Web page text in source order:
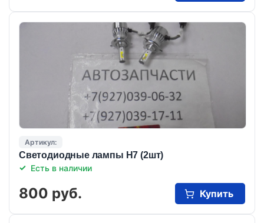
Артикул:
Светодиодные лампы Н7 (2шт)
Есть в наличии
800 руб. Купить